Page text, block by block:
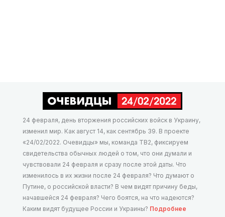
24 февраля, день вторжения российских войск в Украину,
изменил мир. Как август 14, как сентябрь 39. В проекте
«24/02/2022. Очевидцы» мы, команда ТВ2, фиксируем
свидетельства обычных людей о том, что они думали и
чувствовали 24 февраля и сразу после этой даты. Что
изменилось в их жизни после 24 февраля? Что думают о
Путине, о российской власти? В чем видят причину беды,
начавшейся 24 февраля? Чего боятся, на что надеются?
Каким видят будущее России и Украины? Подробнее